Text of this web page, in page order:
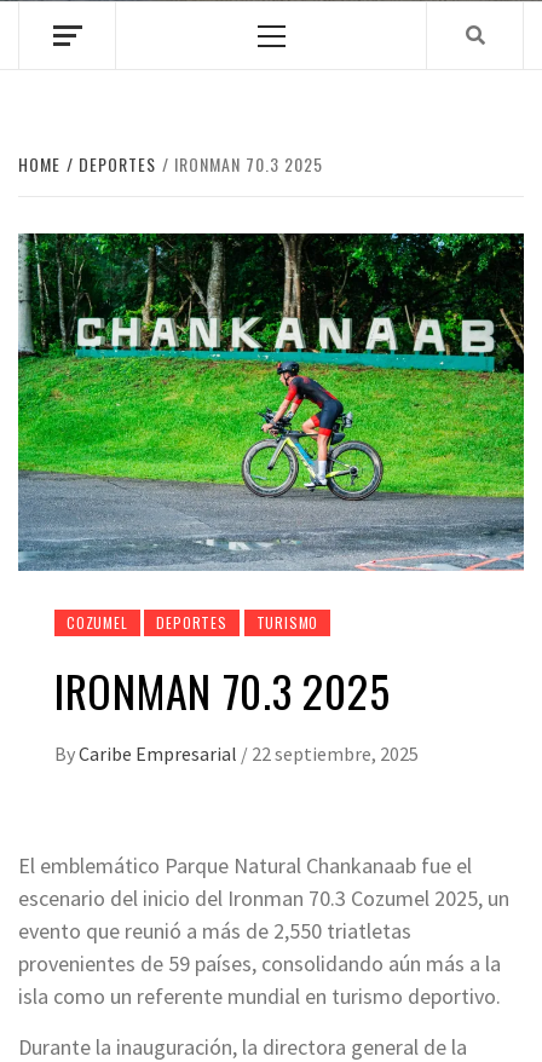
Menu
HOME DEPORTES IRONMAN 70.3 2025
COZUMEL DEPORTES TURISMO
IRONMAN 70.3 2025
ByCaribe Empresarial / 22 septiembre, 2025
El emblemático Parque Natural Chankanaab fue el
escenario del inicio del Ironman 70.3 Cozumel 2025, un
evento que reunió a más de 2,550 triatletas
provenientes de 59 países, consolidando aún más a la
isla como un referente mundial en turismo deportivo.
Durante la inauguración, la directora general de la